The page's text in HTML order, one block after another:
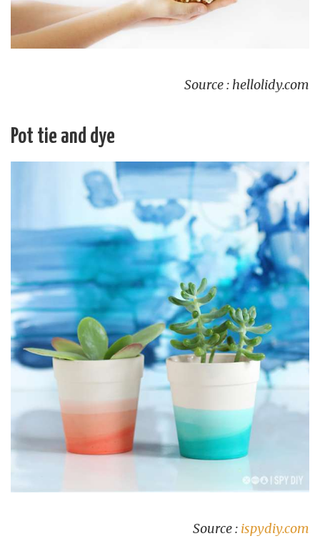
Source : hellolidy.com
Pot tie and dye
Source : ispydiy.com